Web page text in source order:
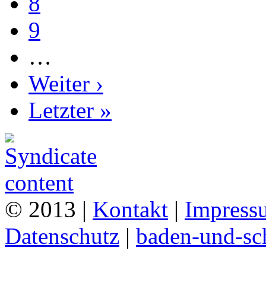
9
…
Weiter ›
Letzter »
© 2013 | Kontakt |
Datenschutz | baden-und-